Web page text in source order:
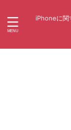
iPhoneに関